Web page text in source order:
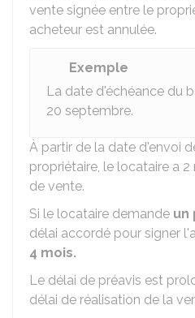
vente signée entre le
acheteur est annulée.
Exemple
La date d'échéance du
20 septembre.
À partir de la date d'envoi
propriétaire, le locataire a
de vente.
Si le locataire demande un
délai accordé pour signer
4 mois.
Le délai de préavis est
délai de réalisation de la